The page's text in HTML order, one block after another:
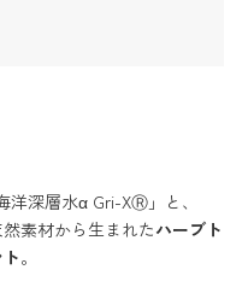
洋深層水α Gri-XⓇ」と、
素材から生まれたハーブト
。